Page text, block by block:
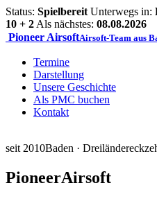
Status: Spielbereit Unterwegs in:
10 + 2 Als nächstes: 08.08.2026
Pioneer AirsoftAirsoft-Team aus
Termine
Darstellung
Unsere Geschichte
Als PMC buchen
Kontakt
seit 2010Baden · Dreiländereck
PioneerAirsoft